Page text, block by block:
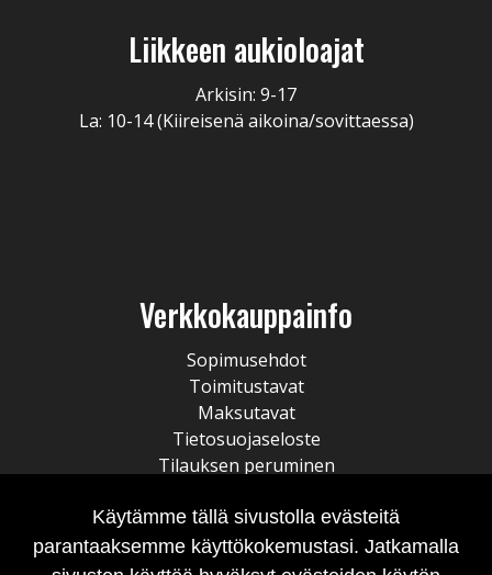
Liikkeen aukioloajat
Arkisin: 9-17
La: 10-14 (Kiireisenä aikoina/sovittaessa)
Verkkokauppainfo
Sopimusehdot
Toimitustavat
Maksutavat
Tietosuojaseloste
Tilauksen peruminen
Käytämme tällä sivustolla evästeitä
parantaaksemme käyttökokemustasi. Jatkamalla